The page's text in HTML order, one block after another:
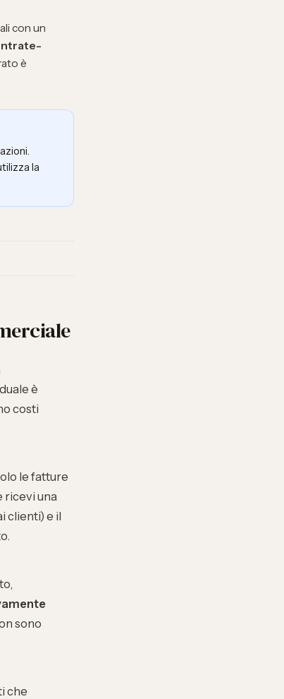
con un
è
la
è
costi
le fatture
ricevi una
clienti) e il
sono
che